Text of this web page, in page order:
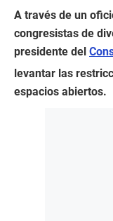
A través de un
congresistas de
presidente del
levantar las
espacios abiertos.